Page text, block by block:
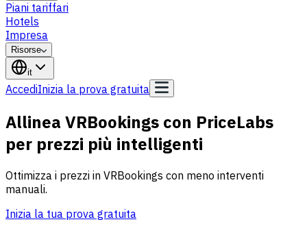
Piani tariffari
Hotels
Impresa
Risorse
it
AccediInizia la prova gratuita
Allinea VRBookings con PriceLabs
per prezzi più intelligenti
Ottimizza i prezzi in VRBookings con meno interventi
manuali.
Inizia la tua prova gratuita